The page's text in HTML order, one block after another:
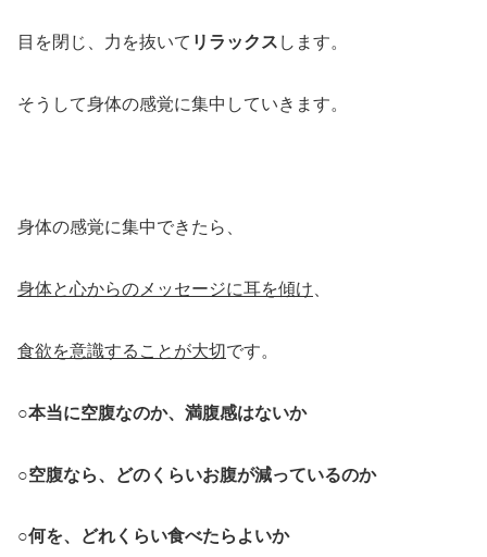
目を閉じ、力を抜いて リラックス します。
そうして身体の感覚に集中していきます。
身体の感覚に集中できたら、
身体と心からのメッセージに耳を傾け
食欲を意識することが大切です。
○本当に空腹なのか、満腹感はないか
○空腹なら、どのくらいお腹が減っているのか
○何を、どれくらい食べたらよいか